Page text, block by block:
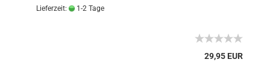
Lieferzeit: 1-2 Tage
29,95 EUR